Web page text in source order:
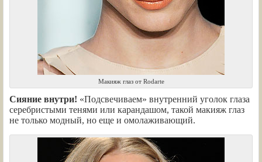
Макияж глаз от Rodarte
Сияние внутри! «Подсвечиваем» внутренний уголок глаза
серебристыми тенями или карандашом, такой макияж глаз
не только модный, но еще и омолаживающий.